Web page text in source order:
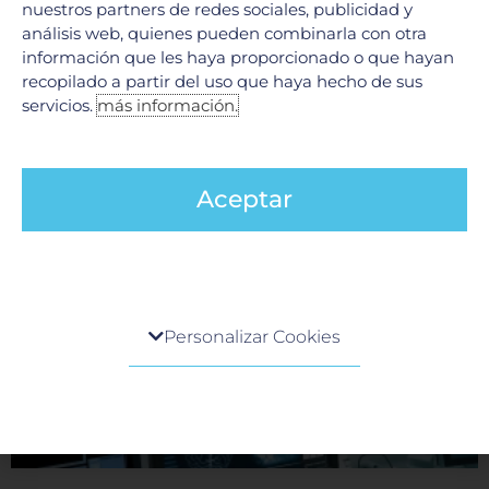
Código stroke en Neurología
En el ámbito de la neurología, existe una máxima ineludible:
nuestros partners de redes sociales, publicidad y
análisis web, quienes pueden combinarla con otra
información que les haya proporcionado o que hayan
recopilado a partir del uso que haya hecho de sus
servicios.más información.
Aceptar
Cuando visita cualquier sitio web, el mismo podría
preferencias o su dispositivo, y se usa
Personalizar Cookies